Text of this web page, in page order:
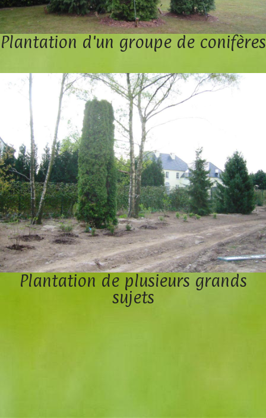
Plantation d'un groupe de conifères
Plantation de plusieurs grands
sujets